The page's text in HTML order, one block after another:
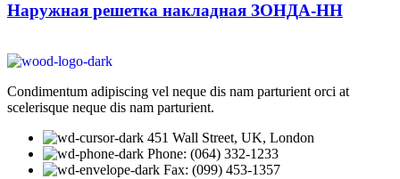
Наружная решетка накладная ЗОНДА-НН
Condimentum adipiscing vel neque dis nam parturient orci at
scelerisque neque dis nam parturient.
451 Wall Street, UK, London
Phone: (064) 332-1233
Fax: (099) 453-1357